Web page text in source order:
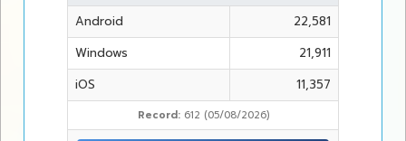
Android
22,581
Windows
21,911
iOS
11,357
Record:612 (05/08/2026)